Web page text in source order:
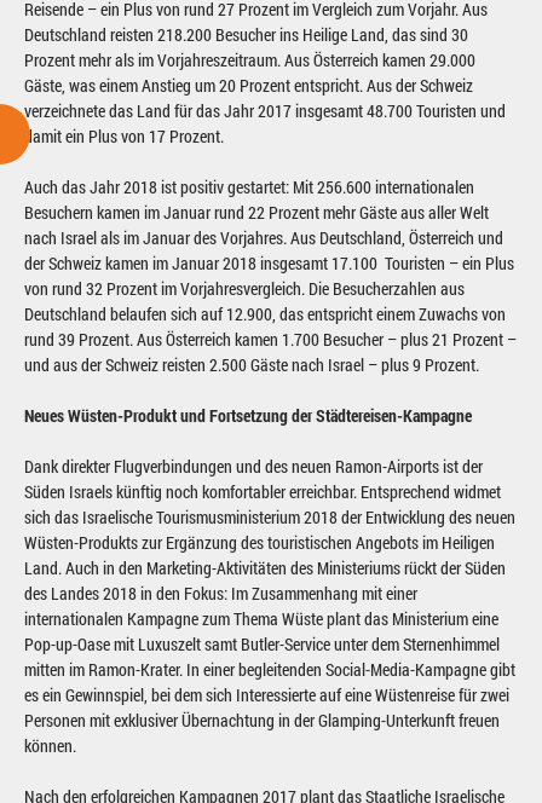
Reisende – ein Plus von rund 27 Prozent im Vergleich zum Vorjahr. Aus
Deutschland reisten 218.200 Besucher ins Heilige Land, das sind 30
Prozent mehr als im Vorjahreszeitraum. Aus Österreich kamen 29.000
Gäste, was einem Anstieg um 20 Prozent entspricht. Aus der Schweiz
verzeichnete das Land für das Jahr 2017 insgesamt 48.700 Touristen und
damit ein Plus von 17 Prozent.
Auch das Jahr 2018 ist positiv gestartet: Mit 256.600 internationalen
Besuchern kamen im Januar rund 22 Prozent mehr Gäste aus aller Welt
nach Israel als im Januar des Vorjahres. Aus Deutschland, Österreich und
der Schweiz kamen im Januar 2018 insgesamt 17.100 Touristen – ein Plus
von rund 32 Prozent im Vorjahresvergleich. Die Besucherzahlen aus
Deutschland belaufen sich auf 12.900, das entspricht einem Zuwachs von
rund 39 Prozent. Aus Österreich kamen 1.700 Besucher – plus 21 Prozent –
und aus der Schweiz reisten 2.500 Gäste nach Israel – plus 9 Prozent.
Neues Wüsten-Produkt und Fortsetzung der Städtereisen-Kampagne
Dank direkter Flugverbindungen und des neuen Ramon-Airports ist der
Süden Israels künftig noch komfortabler erreichbar. Entsprechend widmet
sich das Israelische Tourismusministerium 2018 der Entwicklung des neuen
Wüsten-Produkts zur Ergänzung des touristischen Angebots im Heiligen
Land. Auch in den Marketing-Aktivitäten des Ministeriums rückt der Süden
des Landes 2018 in den Fokus: Im Zusammenhang mit einer
internationalen Kampagne zum Thema Wüste plant das Ministerium eine
Pop-up-Oase mit Luxuszelt samt Butler-Service unter dem Sternenhimmel
mitten im Ramon-Krater. In einer begleitenden Social-Media-Kampagne gibt
es ein Gewinnspiel, bei dem sich Interessierte auf eine Wüstenreise für zwei
Personen mit exklusiver Übernachtung in der Glamping-Unterkunft freuen
können.
Nach den erfolgreichen Kampagnen 2017 plant das Staatliche Israelische